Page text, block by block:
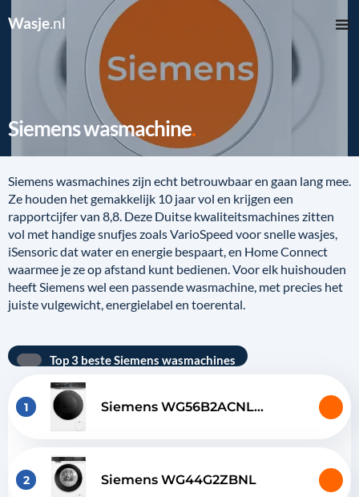
Wasje.nl
Siemens wasmachine
Siemens wasmachines zijn echt betrouwbaar en gaan lang mee.
Ze houden het gemakkelijk 10 jaar vol en krijgen een
rapportcijfer van 8,8. Deze Duitse kwaliteitsmachines zitten
vol met handige snufjes zoals VarioSpeed voor snelle wasjes,
iSensoric dat water en energie bespaart, en Home Connect
waarmee je ze op afstand kunt bedienen. Voor elk huishouden
heeft Siemens wel een passende wasmachine, met precies het
juiste vulgewicht, energielabel en toerental.
Top 3 beste Siemens wasmachines
1
Siemens WG56B2ACNL
2 Siemens WG44G2ZBNL